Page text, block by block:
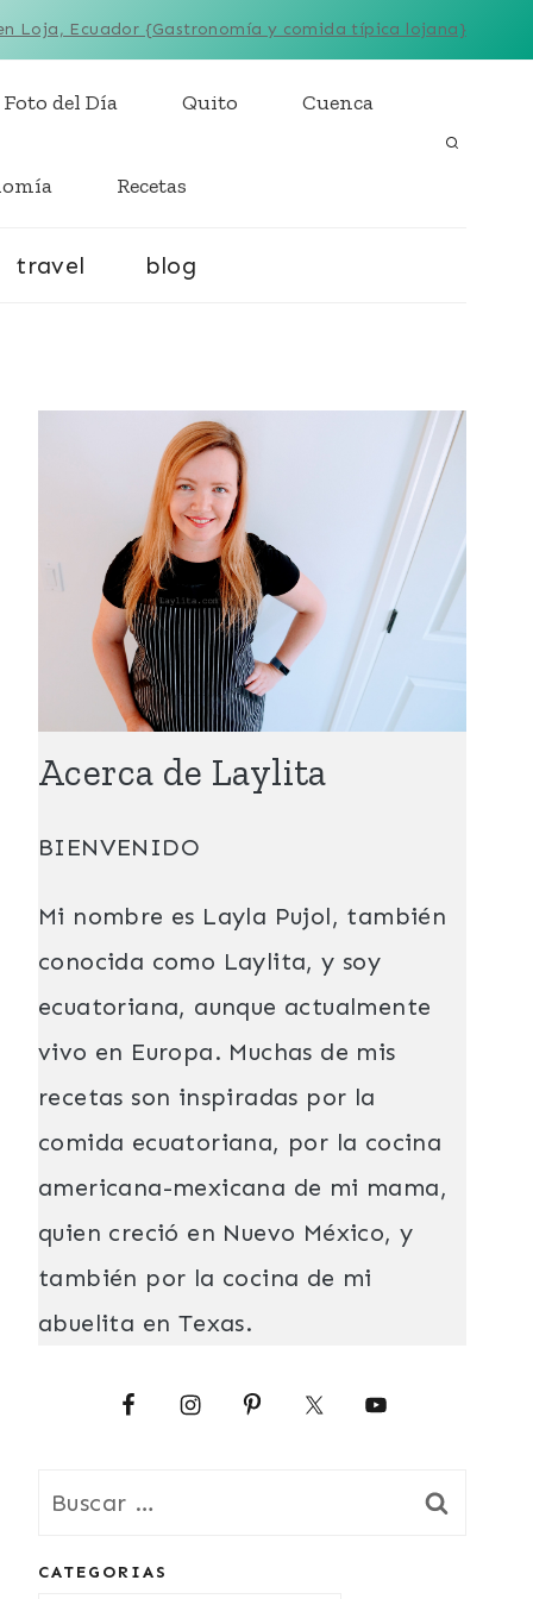
Loja, Ecuador {Gastronomía y comida típica lojana}
Foto del Día Quito Cuenca
Recetas
travel blog
Acerca de Laylita
BIENVENIDO
Mi nombre es Layla Pujol, también
conocida como Laylita, y soy
ecuatoriana, aunque actualmente
vivo en Europa. Muchas de mis
recetas son inspiradas por la
comida ecuatoriana, por la cocina
americana-mexicana de mi mama,
quien creció en Nuevo México, y
también por la cocina de mi
abuelita en Texas.
Buscar:
CATEGORIAS